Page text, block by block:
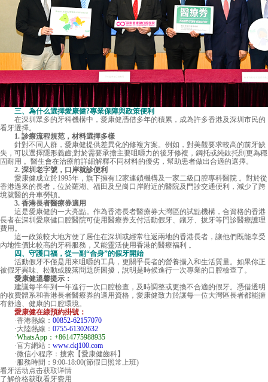
三、為什么選擇愛康健?專業保障與政策便利
在深圳眾多的牙科機構中， 愛康健憑借多年的積累，成為許多香港及深圳市民的
看牙選擇。
1. 診療流程規范，材料選擇多樣
針對不同人群，愛康健提供差異化的修複方案。例如，對美觀要求較高的前牙缺
失，可以選擇隱形義齒;對於需要承擔主要咀嚼力的後牙修複，鋼托或純鈦托則更為穩
固耐用 。醫生會在治療前詳細解釋不同材料的優劣，幫助患者做出合適的選擇。
2. 深圳老字號，口岸就診便利
愛康健成立於1995年，旗下擁有12家連鎖機構及一家二級口腔專科醫院 。對於從
香港過來的長者，位於羅湖、福田及皇崗口岸附近的醫院及門診交通便利，減少了跨
境就醫的舟車勞頓。
3. 香港長者醫療券適用
這是愛康健的一大亮點。作為香港長者醫療券大灣區的試點機構，合資格的香港
長者在深圳愛康健口腔醫院可使用醫療券支付活動假牙、鑲牙、拔牙等門診醫療護理
費用。
這一政策較大地方便了居住在深圳或經常往返兩地的香港長者，讓他們既能享受
內地性價比較高的牙科服務，又能靈活使用香港的醫療福利 。
四、守護口福，從一副“合身”的假牙開始
活動假牙不僅是用來咀嚼的工具，更關乎長者的營養攝入和生活質量。如果你正
被假牙異味、松動或脫落問題所困擾，說明是時候進行一次專業的口腔檢查了。
愛康健溫馨提示：
建議每半年到一年進行一次口腔檢查，及時調整或更換不合適的假牙。憑借透明
的收費體系和香港長者醫療券的適用資格，愛康健致力於讓每一位大灣區長者都能擁
有舒適、健康的口腔環境。
愛康健在線預約掛號：
·香港熱線： 00852-62157070
·大陸熱線： 0755-61302632
·WhatsApp：+8614775988935
·官方網站： www.ckj100.com
·微信小程序：搜索【愛康健齒科】
·服務時間：9:00-18:00(節假日照常上班)
看牙活动点击获取详情
了解价格获取看牙费用